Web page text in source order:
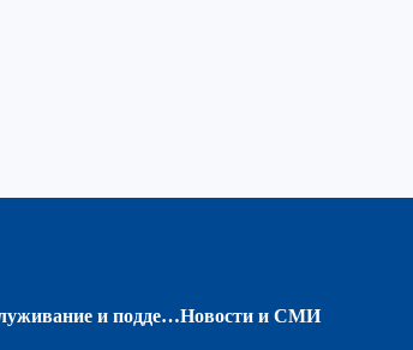
Обслуживание и поддержкаНовости и СМИ